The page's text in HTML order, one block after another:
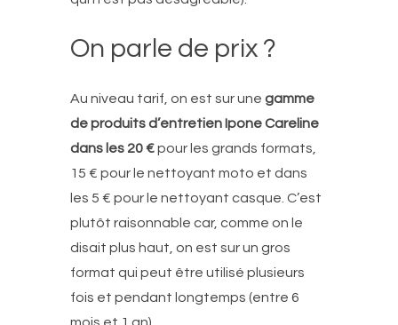
On parle de prix ?
Au niveau tarif, on est sur une gamme
de produits d’entretien Ipone Careline
dans les 20 €pour les grands formats,
15 € pour le nettoyant moto et dans
les 5 € pour le nettoyant casque. C’est
plutôt raisonnable car, comme on le
disait plus haut, on est sur un gros
format qui peut être utilisé plusieurs
fois et pendant longtemps (entre 6